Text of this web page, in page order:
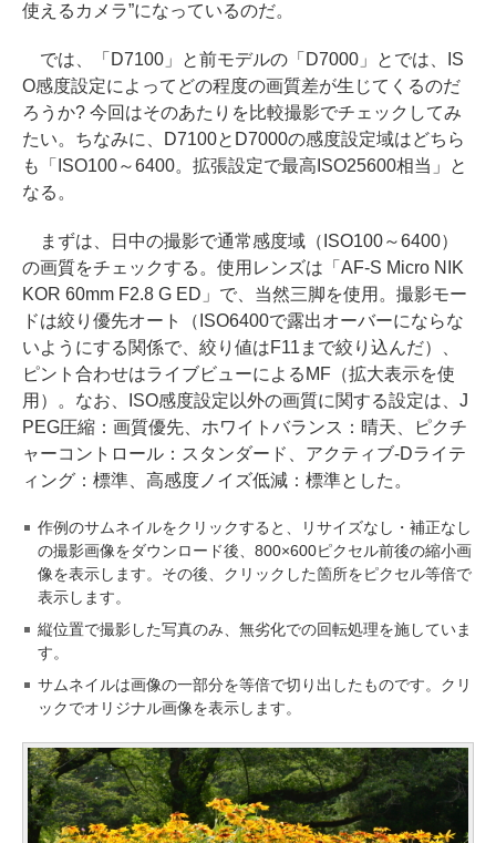
使えるカメラ”になっているのだ。
では、「D7100」と前モデルの「D7000」とでは、IS
O感度設定によってどの程度の画質差が生じてくるのだ
ろうか? 今回はそのあたりを比較撮影でチェックしてみ
たい。ちなみに、D7100とD7000の感度設定域はどちら
も「ISO100～6400。拡張設定で最高ISO25600相当」と
なる。
まずは、日中の撮影で通常感度域（ISO100～6400）
の画質をチェックする。使用レンズは「AF-S Micro NIK
KOR 60mm F2.8 G ED」で、当然三脚を使用。撮影モー
ドは絞り優先オート（ISO6400で露出オーバーにならな
いようにする関係で、絞り値はF11まで絞り込んだ）、
ピント合わせはライブビューによるMF（拡大表示を使
用）。なお、ISO感度設定以外の画質に関する設定は、J
PEG圧縮：画質優先、ホワイトバランス：晴天、ピクチ
ャーコントロール：スタンダード、アクティブ-Dライテ
ィング：標準、高感度ノイズ低減：標準とした。
作例のサムネイルをクリックすると、リサイズなし・補正なし
の撮影画像をダウンロード後、800×600ピクセル前後の縮小画
像を表示します。その後、クリックした箇所をピクセル等倍で
表示します。
縦位置で撮影した写真のみ、無劣化での回転処理を施していま
す。
サムネイルは画像の一部分を等倍で切り出したものです。クリ
ックでオリジナル画像を表示します。